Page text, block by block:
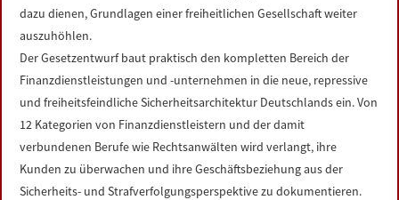
dazu dienen, Grundlagen einer freiheitlichen Gesellschaft weiter
auszuhöhlen.
Der Gesetzentwurf baut praktisch den kompletten Bereich der
Finanzdienstleistungen und -unternehmen in die neue, repressive
und freiheitsfeindliche Sicherheitsarchitektur Deutschlands ein. Von
12 Kategorien von Finanzdienstleistern und der damit
verbundenen Berufe wie Rechtsanwälten wird verlangt, ihre
Kunden zu überwachen und ihre Geschäftsbeziehung aus der
Sicherheits- und Strafverfolgungsperspektive zu dokumentieren.